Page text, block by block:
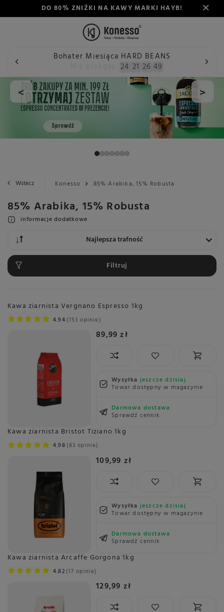
DO 80% ZNIŻKI NA KAWY MARKI HAYB!
Bohater Miesiąca HARD BEANS
24 21 26 49
< >
Wstecz Konesso 85% Arabika, 15% Robusta
85% Arabika, 15% Robusta
informacje dodatkowe
Zmień sortowanie
Najlepsza trafność
Filtruj
Kawa ziarnista Vergnano Espresso 1kg
4.94 153 opinie
89,99 zł
Wysyłkajeszcze dzisiaj
Towar dostępny w magazynie
Darmowa dostawa
Sprawdź cennik
Kawa ziarnista Bristot Tiziano 1kg
4.98 83 opinie
109,99 zł
Wysyłkajeszcze dzisiaj
Towar dostępny w magazynie
Darmowa dostawa
Sprawdź cennik
Kawa ziarnista Arcaffe Gorgona 1kg
4.82 17 opinie
129,99 zł